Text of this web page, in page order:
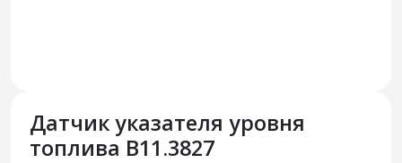
Датчик указателя уровня
топлива В11.3827